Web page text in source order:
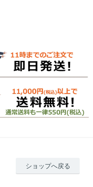
ショップへ戻る